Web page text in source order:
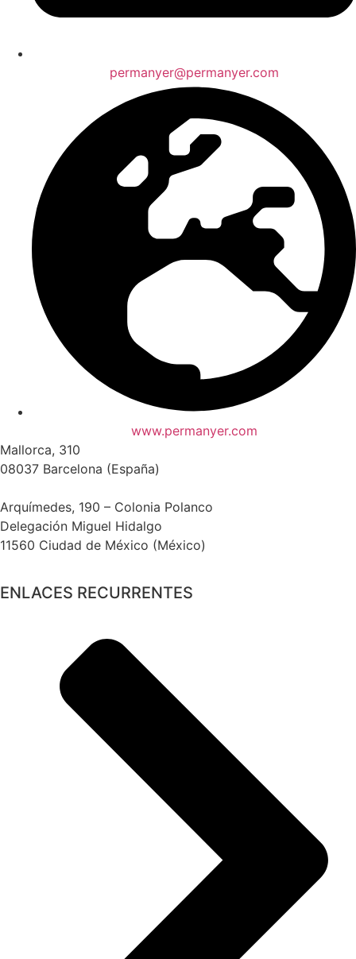
permanyer@permanyer.com
www.permanyer.com
Mallorca, 310
08037 Barcelona (España)
Arquímedes, 190 – Colonia Polanco
Delegación Miguel Hidalgo
11560 Ciudad de México (México)
ENLACES RECURRENTES